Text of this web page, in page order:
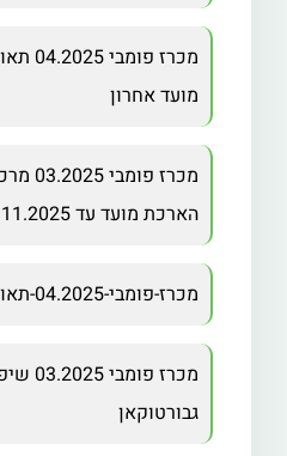
מכרז
מועד אחרון
מכרז
הארכת מועד עד 6.11.2025 (1)
מכרז-פומבי-04.2025-תאורת-מגרש-כדור-רגל
מכרז
גבורטוקאן